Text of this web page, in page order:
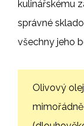
kulinářskému
správné
všechny jeho
Olivový